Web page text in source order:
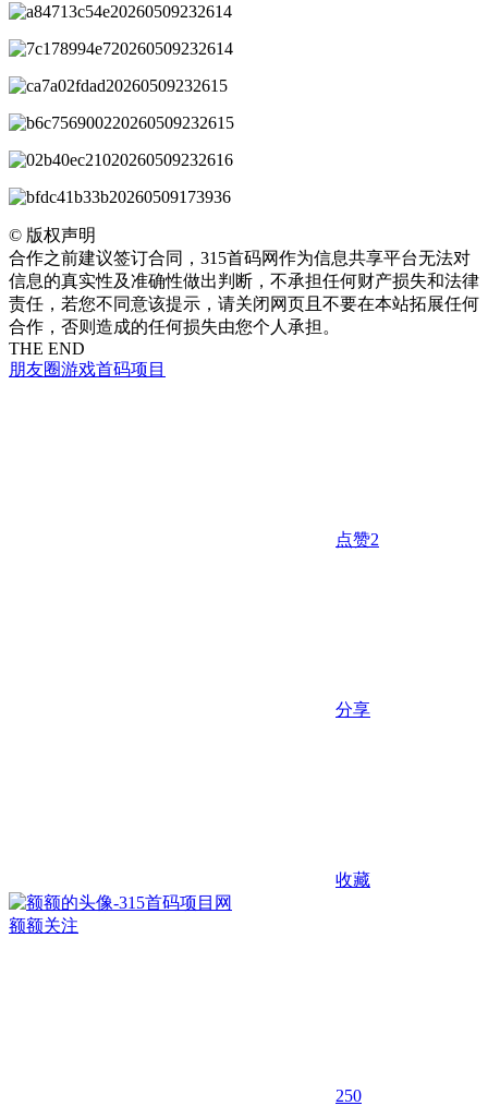
© 版权声明
合作之前建议签订合同，315首码网作为信息共享平台无法对
信息的真实性及准确性做出判断，不承担任何财产损失和法律
责任，若您不同意该提示，请关闭网页且不要在本站拓展任何
合作，否则造成的任何损失由您个人承担。
THE END
朋友圈游戏首码项目
点赞2
分享
收藏
额额关注
250